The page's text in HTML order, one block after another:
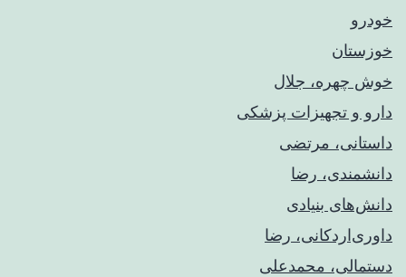
خودرو
خوزستان
خوش چهره، جلال
دارو و تجهیزات پزشکی
داستانی، مرتضی
دانشمندی، رضا
دانش‌های بنیادی
داوری‌اردکانی، رضا
دستمالی، محمدعلی